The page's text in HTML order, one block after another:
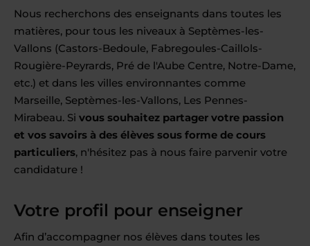
Nous recherchons des enseignants dans toutes les
matières, pour tous les niveaux à Septèmes-les-
Vallons (Castors-Bedoule, Fabregoules-Caillols-
Rougière-Peyrards, Pré de l'Aube Centre, Notre-Dame,
etc.) et dans les villes environnantes comme
Marseille, Septèmes-les-Vallons, Les Pennes-
Mirabeau. Si vous souhaitez partager votre passion
et vos savoirs à des élèves sous forme de cours
particuliers, n'hésitez pas à nous faire parvenir votre
candidature !
Votre profil pour enseigner
Afin d’accompagner nos élèves dans toutes les